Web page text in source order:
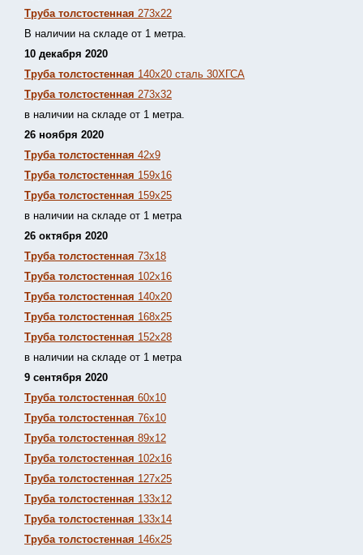
Труба толстостенная 273х22
В наличии на складе от 1 метра.
10 декабря 2020
Труба толстостенная 140х20 сталь 30ХГСА
Труба толстостенная 273х32
в наличии на складе от 1 метра.
26 ноября 2020
Труба толстостенная 42х9
Труба толстостенная 159х16
Труба толстостенная 159х25
в наличии на складе от 1 метра
26 октября 2020
Труба толстостенная 73х18
Труба толстостенная 102х16
Труба толстостенная 140х20
Труба толстостенная 168х25
Труба толстостенная 152х28
в наличии на складе от 1 метра
9 сентября 2020
Труба толстостенная 60х10
Труба толстостенная 76х10
Труба толстостенная 89х12
Труба толстостенная 102х16
Труба толстостенная 127х25
Труба толстостенная 133х12
Труба толстостенная 133х14
Труба толстостенная 146х25